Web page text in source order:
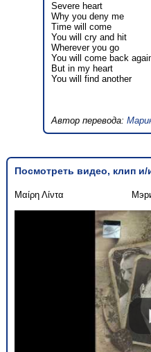
Severe heart
Why you deny me
Time will come
You will cry and hit
Wherever you go
You will come back
But in my heart
You will find another
Автор перевода:
Посмотреть видео, клип
Μαίρη Λίντα